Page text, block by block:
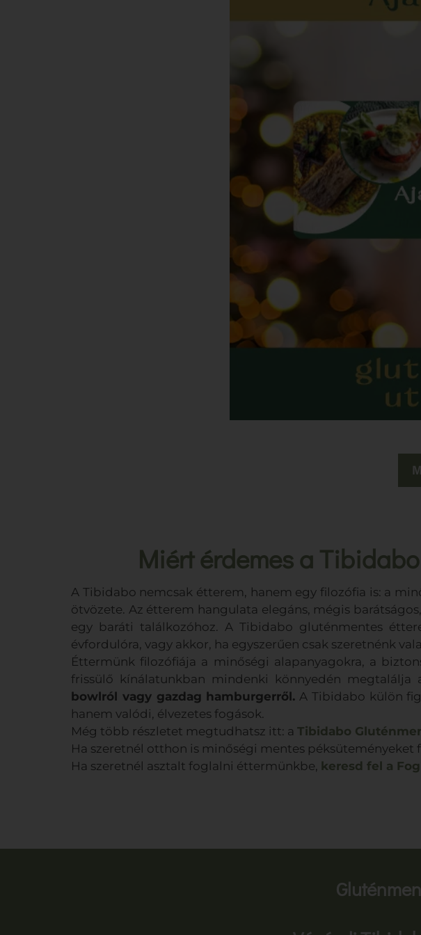
Miért érdemes a
A Tibidabo nemcsak étterem, hanem egy filozófia is: a
ötvözete. Az étterem hangulata elegáns, mégis
egy baráti találkozóhoz. A Tibidabo gluténmentes
évfordulóra, vagy akkor, ha egyszerűen csak szeretnénk
Éttermünk filozófiája a minőségi alapanyagokra, a
frissülő kínálatunkban mindenki könnyedén megtalálja
bowlról vagy gazdag hamburgerről. A Tibidabo külön
hanem valódi, élvezetes fogások.
Még több részletet megtudhatsz itt: a Tibidabo
Ha szeretnél otthon is minőségi mentes péksüteményeket
Ha szeretnél asztalt foglalni éttermünkbe, keresd fel a